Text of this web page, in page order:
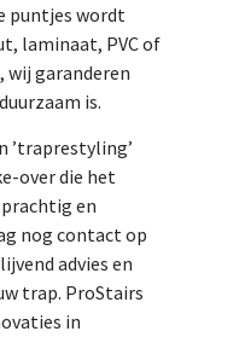
puntjes wordt
laminaat, PVC of
wij garanderen
is.
’traprestyling’
over die het
en
nog contact op
advies en
trap. ProStairs
in